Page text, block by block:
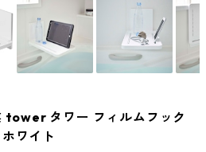
tower タワー フィルムフック
ワイト